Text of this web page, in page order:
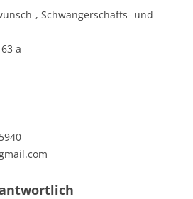
, Schwangerschafts- und
a